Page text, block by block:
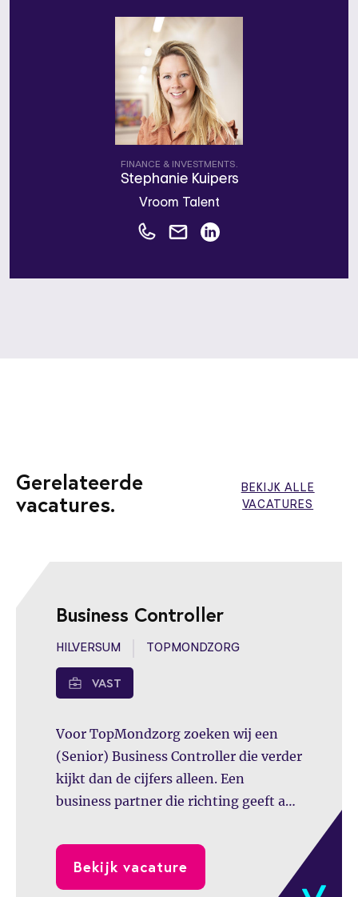
FINANCE & INVESTMENTS.
Stephanie Kuipers
Vroom Talent
Gerelateerde
vacatures.
BEKIJK ALLE
VACATURES
Business Controller
HILVERSUM TOPMONDZORG
VAST
Voor TopMondzorg zoeken wij een
(Senior) Business Controller die verder
kijkt dan de cijfers alleen. Een
business partner die richting geeft aan
managementinformatie versterkt en
een belangrijke rol speelt in de verdere
professionalisering van de
Bekijk vacature